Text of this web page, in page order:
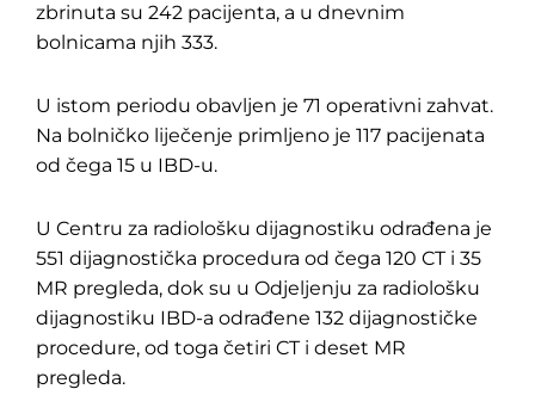
zbrinuta su 242 pacijenta, a u dnevnim
bolnicama njih 333.
U istom periodu obavljen je 71 operativni zahvat.
Na bolničko liječenje primljeno je 117 pacijenata
od čega 15 u IBD-u.
U Centru za radiološku dijagnostiku odrađena je
551 dijagnostička procedura od čega 120 CT i 35
MR pregleda, dok su u Odjeljenju za radiološku
dijagnostiku IBD-a odrađene 132 dijagnostičke
procedure, od toga četiri CT i deset MR
pregleda.